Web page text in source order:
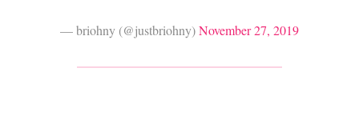
— briohny (@justbriohny)November 27, 2019